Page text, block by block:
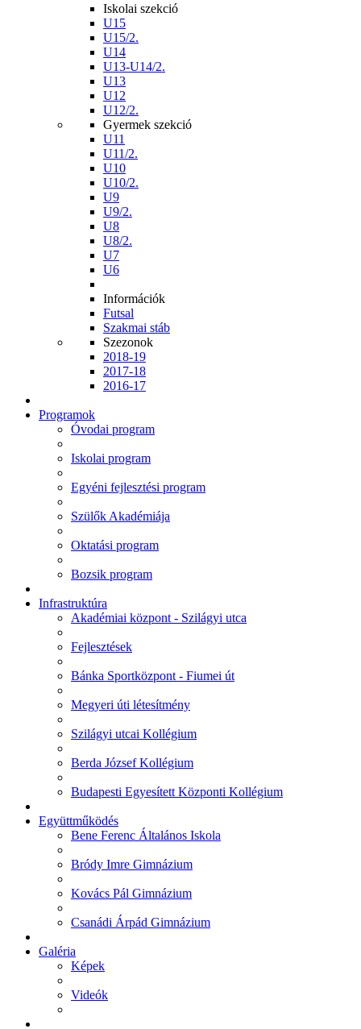
Iskolai szekció
U15
U15/2.
U14
U13-U14/2.
U13
U12
U12/2.
Gyermek szekció
U11
U11/2.
U10
U10/2.
U9
U9/2.
U8
U8/2.
U7
U6
Információk
Futsal
Szakmai stáb
Szezonok
2018-19
2017-18
2016-17
Programok
Óvodai program
Iskolai program
Egyéni fejlesztési program
Szülők Akadémiája
Oktatási program
Bozsik program
Infrastruktúra
Akadémiai központ - Szilágyi utca
Fejlesztések
Bánka Sportközpont - Fiumei út
Megyeri úti létesítmény
Szilágyi utcai Kollégium
Berda József Kollégium
Budapesti Egyesített Központi Kollégium
Együttműködés
Bene Ferenc Általános Iskola
Bródy Imre Gimnázium
Kovács Pál Gimnázium
Csanádi Árpád Gimnázium
Galéria
Képek
Videók